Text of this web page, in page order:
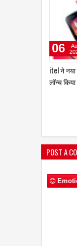
itel ने
लॉन्च किया
06
POST A